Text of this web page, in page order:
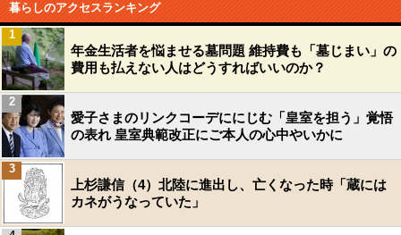
暮らしのアクセスランキング
年金生活者を悩ませる墓問題 維持費も「墓じまい」の
費用も払えない人はどうすればいいのか？
1
愛子さまのリンクコーデににじむ「皇室を担う」覚悟
の表れ 皇室典範改正にご本人の心中やいかに
2
上杉謙信（4）北陸に進出し、亡くなった時「蔵には
カネがうなっていた」
3